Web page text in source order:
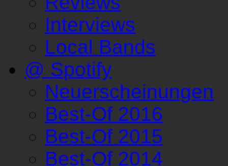
Interviews
Local Bands
@ Spotify
Neuerscheinungen
Best-Of 2016
Best-Of 2015
Best-Of 2014